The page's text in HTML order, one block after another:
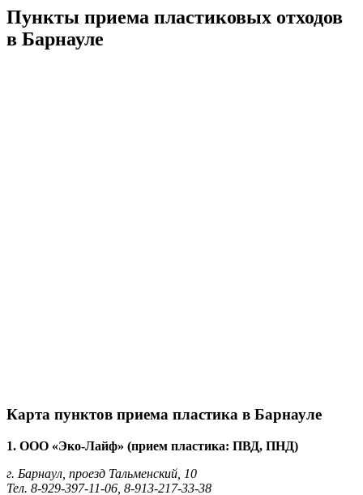
Пункты приема пластиковых отходов
в Барнауле
Карта пунктов приема пластика в Барнауле
1. ООО «Эко-Лайф» (прием пластика: ПВД, ПНД)
г. Барнаул, проезд Тальменский, 10
Тел. 8-929-397-11-06, 8-913-217-33-38